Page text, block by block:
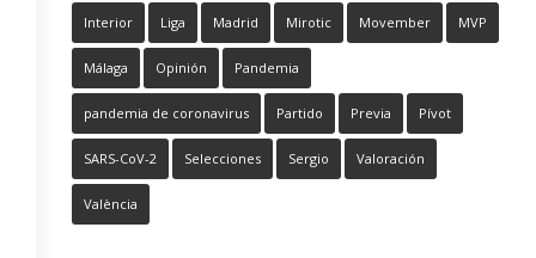
Interior Liga Madrid Mirotic Movember MVP
Málaga Opinión Pandemia
pandemia de coronavirus Partido Previa Pívot
SARS-CoV-2 Selecciones Sergio Valoración
València